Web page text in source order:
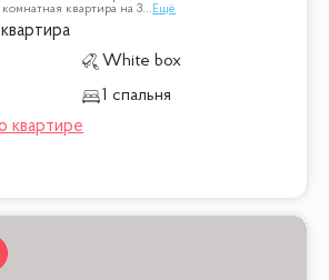
комнатная квартира на 3... Ещё
White box
1 спальня